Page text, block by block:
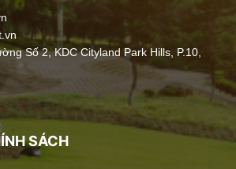
cụ tập lưng bụng đơn
5.500.000 đ
cụ kéo tay
12.000.000 đ
Số 2, KDC Cityland Park Hills, P.10,
SÁCH